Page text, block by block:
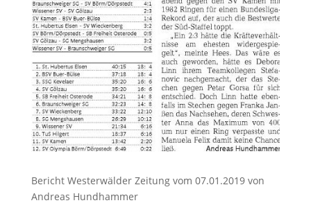
Bericht Westerwälder Zeitung vom 07.01.2019 von
Andreas Hundhammer